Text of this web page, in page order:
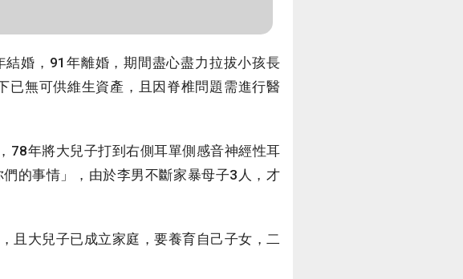
婚，91年離婚，期間盡心盡力拉拔小孩長
已無可供維生資產，且因脊椎問題需進行醫
年將大兒子打到右側耳單側感音神經性耳
的事情」，由於李男不斷家暴母子3人，才
且大兒子已成立家庭，要養育自己子女，二